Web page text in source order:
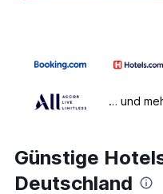
… und
Günstige
Deutschland